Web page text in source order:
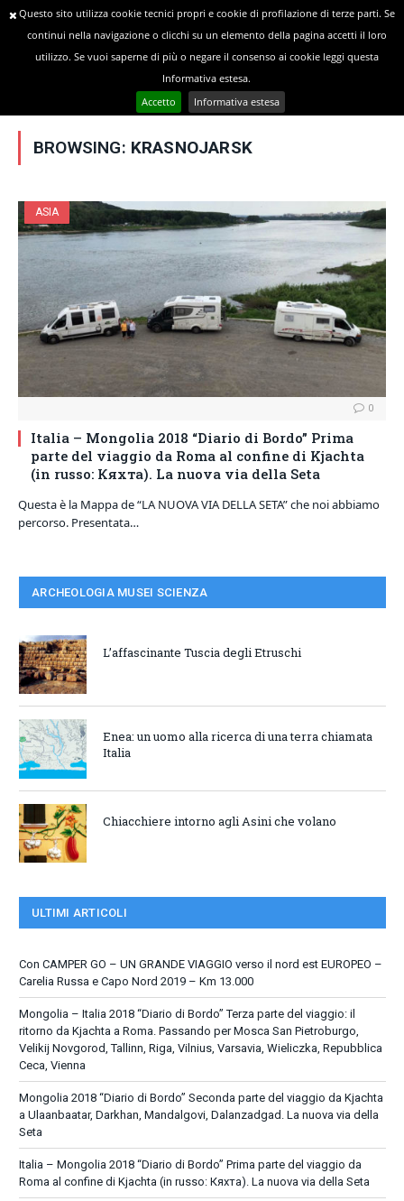
Posts Tagged "Krasnojarsk"
BROWSING: KRASNOJARSK
ASIA
0
Italia – Mongolia 2018 “Diario di Bordo” Prima
parte del viaggio da Roma al confine di Kjachta
(in russo: Кяхта). La nuova via della Seta
Questa è la Mappa de “LA NUOVA VIA DELLA SETA” che noi abbiamo
percorso. Presentata…
ARCHEOLOGIA MUSEI SCIENZA
L’affascinante Tuscia degli Etruschi
Enea: un uomo alla ricerca di una terra chiamata
Italia
Chiacchiere intorno agli Asini che volano
ULTIMI ARTICOLI
Con CAMPER GO – UN GRANDE VIAGGIO verso il nord est EUROPEO –
Carelia Russa e Capo Nord 2019 – Km 13.000
Mongolia – Italia 2018 “Diario di Bordo” Terza parte del viaggio: il
ritorno da Kjachta a Roma. Passando per Mosca San Pietroburgo,
Velikij Novgorod, Tallinn, Riga, Vilnius, Varsavia, Wieliczka, Repubblica
Ceca, Vienna
Mongolia 2018 “Diario di Bordo” Seconda parte del viaggio da Kjachta
a Ulaanbaatar, Darkhan, Mandalgovi, Dalanzadgad. La nuova via della
Seta
Italia – Mongolia 2018 “Diario di Bordo” Prima parte del viaggio da
Roma al confine di Kjachta (in russo: Кяхта). La nuova via della Seta
Questo sito utilizza cookie tecnici propri e cookie di profilazione di terze parti. Se
continui nella navigazione o clicchi su un elemento della pagina accetti il loro
utilizzo. Se vuoi saperne di più o negare il consenso ai cookie leggi questa
Informativa estesa.
Accetto
Informativa estesa